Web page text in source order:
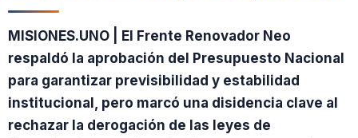
MISIONES.UNO | El Frente Renovador Neo
respaldó la aprobación del Presupuesto Nacional
para garantizar previsibilidad y estabilidad
institucional, pero marcó una disidencia clave al
rechazar la derogación de las leyes de